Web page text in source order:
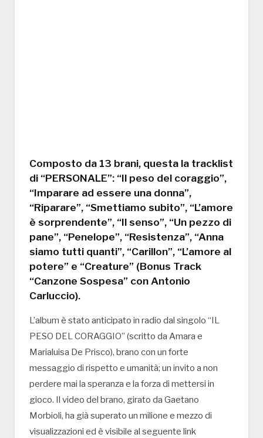
Composto da 13 brani, questa la tracklist
di “PERSONALE”: “Il peso del coraggio”,
“Imparare ad essere una donna”,
“Riparare”, “Smettiamo subito”, “L’amore
è sorprendente”, “Il senso”, “Un pezzo di
pane”, “Penelope”, “Resistenza”, “Anna
siamo tutti quanti”, “Carillon”, “L’amore al
potere” e “Creature” (Bonus Track
“Canzone Sospesa” con Antonio
Carluccio).
L’album è stato anticipato in radio dal singolo “IL
PESO DEL CORAGGIO” (scritto da Amara e
Marialuisa De Prisco), brano con un forte
messaggio di rispetto e umanità; un invito a non
perdere mai la speranza e la forza di mettersi in
gioco. Il video del brano, girato da Gaetano
Morbioli, ha già superato un milione e mezzo di
visualizzazioni ed è visibile al seguente link